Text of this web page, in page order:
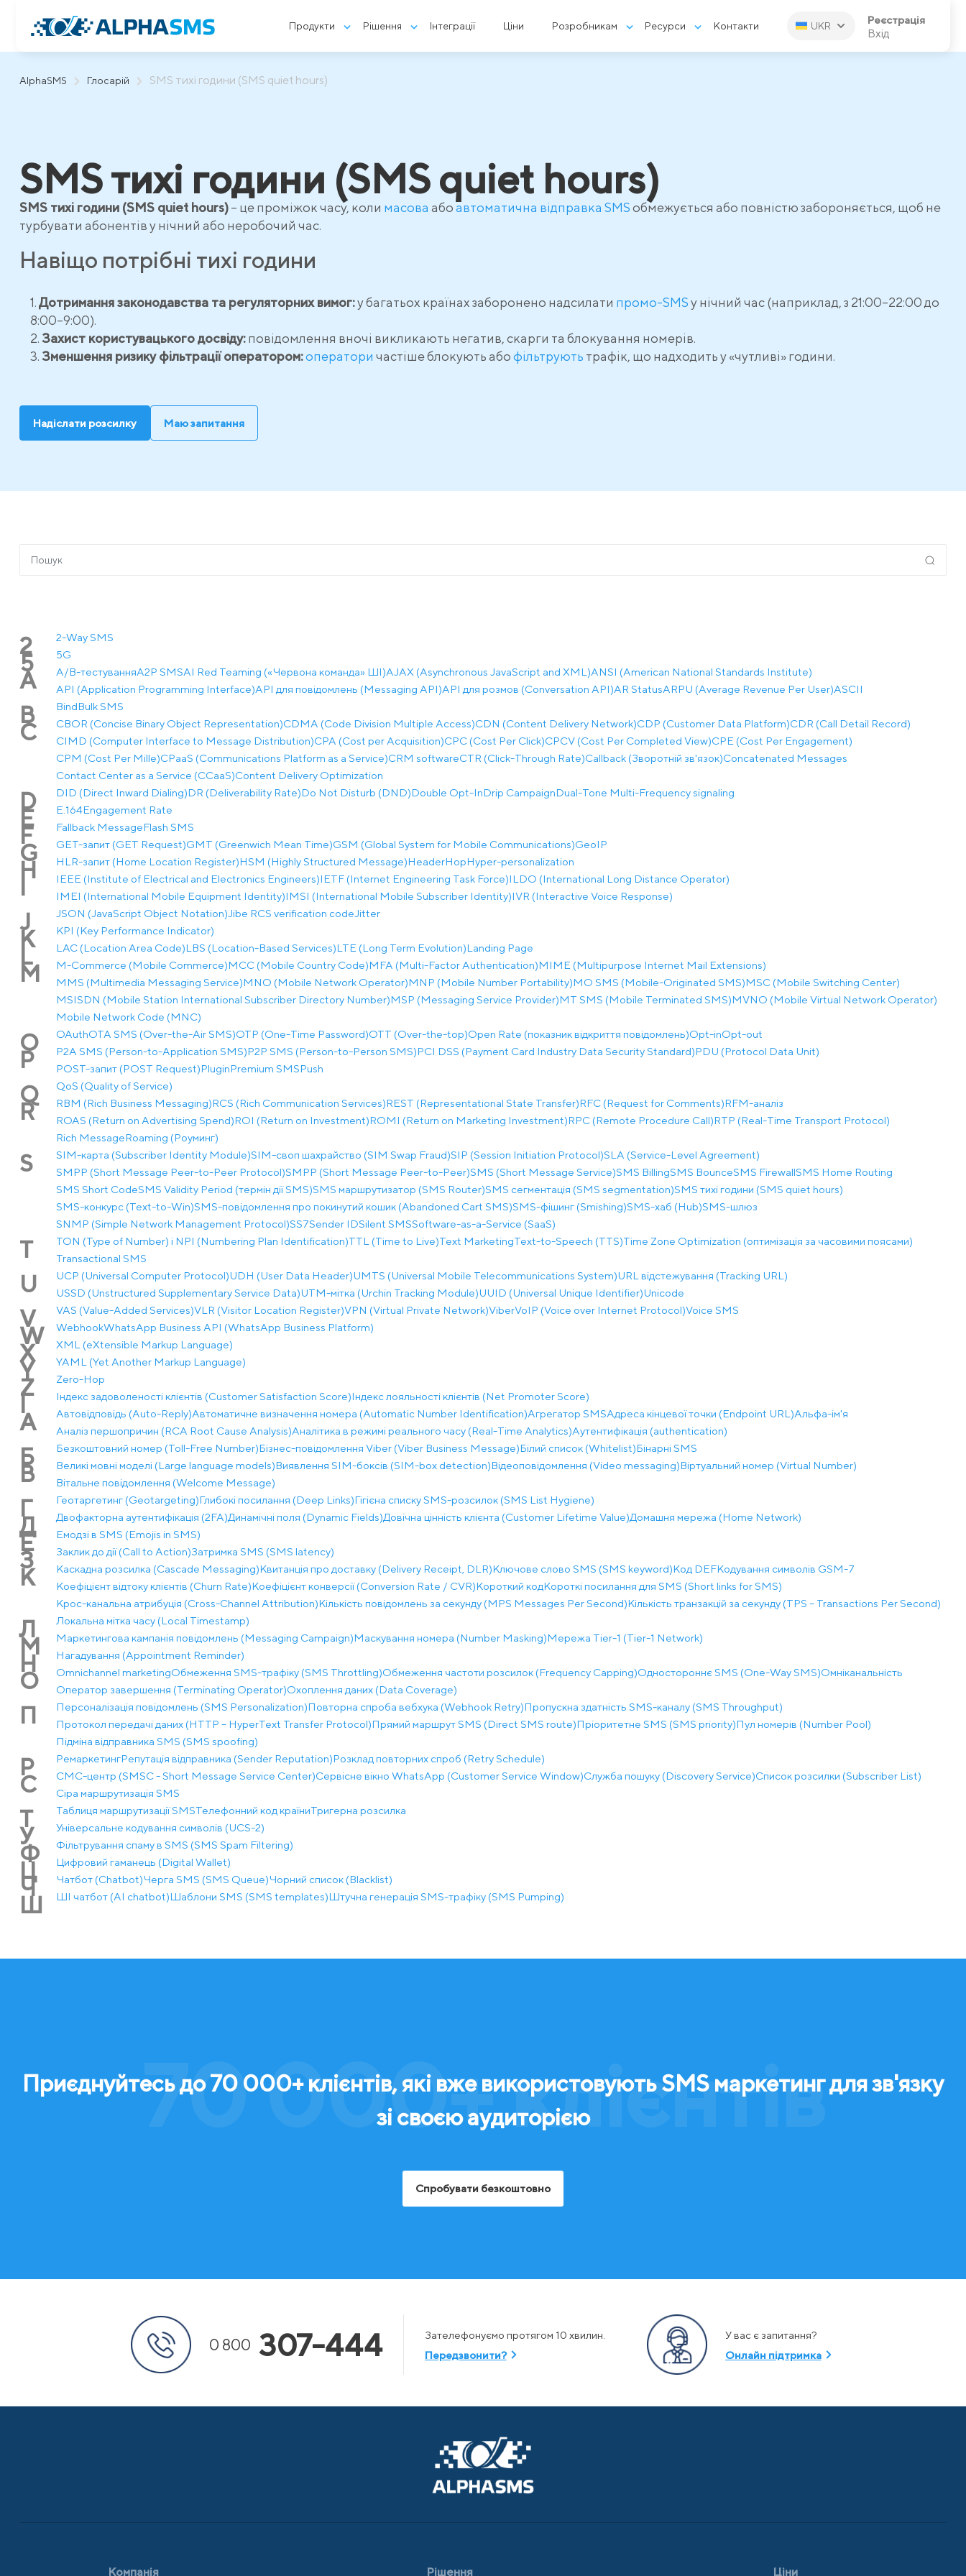
AlphaSMS Глосарій SMS тихі години (SMS quiet hours)
Продукти Рішення Інтеграції Ціни Розробникам Ресурси Контакти UKR Реєстрація
Вхід
SMS тихі години (SMS quiet hours)
SMS тихі години (SMS quiet hours)– це проміжок часу, коли масова абоавтоматична відправка SMSобмежується або повністю забороняється, щоб не
турбувати абонентів у нічний або неробочий час.
Навіщо потрібні тихі години
Дотримання законодавства та регуляторних вимог:у багатьох країнах заборонено надсилати промо-SMSу нічний час (наприклад, з 21:00–22:00 до
8:00–9:00).
Захист користувацького досвіду:повідомлення вночі викликають негатив, скарги та блокування номерів.
Зменшення ризику фільтрації оператором:оператори частіше блокують абофільтрують трафік, що надходить у «чутливі» години.
Надіслати розсилку Маю запитання
2 2-Way SMS
5 5G
A A/B-тестуванняA2P SMSAI Red Teaming («Червона команда» ШІ)AJAX (Asynchronous JavaScript and XML)ANSI (American National Standards Institute)
API (Application Programming Interface)API для повідомлень (Messaging API)API для розмов (Conversation API)AR StatusARPU (Average Revenue Per User)ASCII
B BindBulk SMS
C CBOR (Concise Binary Object Representation)CDMA (Code Division Multiple Access)CDN (Content Delivery Network)CDP (Customer Data Platform)CDR (Call Detail Record)
CIMD (Computer Interface to Message Distribution)CPA (Cost per Acquisition)CPC (Cost Per Click)CPCV (Cost Per Completed View)CPE (Cost Per Engagement)
CPM (Cost Per Mille)CPaaS (Communications Platform as a Service)CRM softwareCTR (Click-Through Rate)Callback (Зворотній зв'язок)Concatenated Messages
Contact Center as a Service (CCaaS)Content Delivery Optimization
D DID (Direct Inward Dialing)DR (Deliverability Rate)Do Not Disturb (DND)Double Opt-InDrip CampaignDual-Tone Multi-Frequency signaling
E E.164Engagement Rate
F Fallback MessageFlash SMS
G GET-запит (GET Request)GMT (Greenwich Mean Time)GSM (Global System for Mobile Communications)GeoIP
H HLR-запит (Home Location Register)HSM (Highly Structured Message)HeaderHopHyper-personalization
IEEE (Institute of Electrical and Electronics Engineers)IETF (Internet Engineering Task Force)ILDO (International Long Distance Operator)
IMEI (International Mobile Equipment Identity)IMSI (International Mobile Subscriber Identity)IVR (Interactive Voice Response)
J JSON (JavaScript Object Notation)Jibe RCS verification codeJitter
K KPI (Key Performance Indicator)
L LAC (Location Area Code)LBS (Location-Based Services)LTE (Long Term Evolution)Landing Page
M M-Commerce (Mobile Commerce)MCC (Mobile Country Code)MFA (Multi-Factor Authentication)MIME (Multipurpose Internet Mail Extensions)
MMS (Multimedia Messaging Service)MNO (Mobile Network Operator)MNP (Mobile Number Portability)MO SMS (Mobile-Originated SMS)MSC (Mobile Switching Center)
MSISDN (Mobile Station International Subscriber Directory Number)MSP (Messaging Service Provider)MT SMS (Mobile Terminated SMS)MVNO (Mobile Virtual Network Operator)
Mobile Network Code (MNC)
O OAuthOTA SMS (Over-the-Air SMS)OTP (One-Time Password)OTT (Over-the-top)Open Rate (показник відкриття повідомлень)Opt-inOpt-out
P P2A SMS (Person-to-Application SMS)P2P SMS (Person-to-Person SMS)PCI DSS (Payment Card Industry Data Security Standard)PDU (Protocol Data Unit)
POST-запит (POST Request)PluginPremium SMSPush
Q QoS (Quality of Service)
R RBM (Rich Business Messaging)RCS (Rich Communication Services)REST (Representational State Transfer)RFC (Request for Comments)RFM-аналіз
ROAS (Return on Advertising Spend)ROI (Return on Investment)ROMI (Return on Marketing Investment)RPC (Remote Procedure Call)RTP (Real-Time Transport Protocol)
Rich MessageRoaming (Роуминг)
S SIM-карта (Subscriber Identity Module)SIM-своп шахрайство (SIM Swap Fraud)SIP (Session Initiation Protocol)SLA (Service-Level Agreement)
SMPP (Short Message Peer-to-Peer Protocol)SMPP (Short Message Peer-to-Peer)SMS (Short Message Service)SMS BillingSMS BounceSMS FirewallSMS Home Routing
SMS Short CodeSMS Validity Period (термін дії SMS)SMS маршрутизатор (SMS Router)SMS сегментація (SMS segmentation)SMS тихі години (SMS quiet hours)
SMS-конкурс (Text-to-Win)SMS-повідомлення про покинутий кошик (Abandoned Cart SMS)SMS-фішинг (Smishing)SMS-хаб (Hub)SMS-шлюз
SNMP (Simple Network Management Protocol)SS7Sender IDSilent SMSSoftware-as-a-Service (SaaS)
T TON (Type of Number) і NPI (Numbering Plan Identification)TTL (Time to Live)Text MarketingText-to-Speech (TTS)Time Zone Optimization (оптимізація за часовими поясами)
Transactional SMS
U UCP (Universal Computer Protocol)UDH (User Data Header)UMTS (Universal Mobile Telecommunications System)URL відстежування (Tracking URL)
USSD (Unstructured Supplementary Service Data)UTM-мітка (Urchin Tracking Module)UUID (Universal Unique Identifier)Unicode
V VAS (Value-Added Services)VLR (Visitor Location Register)VPN (Virtual Private Network)ViberVoIP (Voice over Internet Protocol)Voice SMS
W WebhookWhatsApp Business API (WhatsApp Business Platform)
X XML (eXtensible Markup Language)
Y YAML (Yet Another Markup Language)
Z Zero-Hop
І Індекс задоволеності клієнтів (Customer Satisfaction Score)Індекс лояльності клієнтів (Net Promoter Score)
А Автовідповідь (Auto-Reply)Автоматичне визначення номера (Automatic Number Identification)Агрегатор SMSАдреса кінцевої точки (Endpoint URL)Альфа-ім'я
Аналіз першопричин (RCA Root Cause Analysis)Аналітика в режимі реального часу (Real-Time Analytics)Аутентифікація (authentication)
Б Безкоштовний номер (Toll-Free Number)Бізнес-повідомлення Viber (Viber Business Message)Білий список (Whitelist)Бінарні SMS
В Великі мовні моделі (Large language models)Виявлення SIM-боксів (SIM-box detection)Відеоповідомлення (Video messaging)Віртуальний номер (Virtual Number)
Вітальне повідомлення (Welcome Message)
Г Геотаргетинг (Geotargeting)Глибокі посилання (Deep Links)Гігієна списку SMS-розсилок (SMS List Hygiene)
Д Двофакторна аутентифікація (2FA)Динамічні поля (Dynamic Fields)Довічна цінність клієнта (Customer Lifetime Value)Домашня мережа (Home Network)
Е Емодзі в SMS (Emojis in SMS)
З Заклик до дії (Call to Action)Затримка SMS (SMS latency)
К Каскадна розсилка (Cascade Messaging)Квитанція про доставку (Delivery Receipt, DLR)Ключове слово SMS (SMS keyword)Код DEFКодування символів GSM-7
Коефіцієнт відтоку клієнтів (Churn Rate)Коефіцієнт конверсії (Conversion Rate / CVR)Короткий кодКороткі посилання для SMS (Short links for SMS)
Крос-канальна атрибуція (Cross-Channel Attribution)Кількість повідомлень за секунду (MPS Messages Per Second)Кількість транзакцій за секунду (TPS – Transactions Per Second)
Л Локальна мітка часу (Local Timestamp)
М Маркетингова кампанія повідомлень (Messaging Campaign)Маскування номера (Number Masking)Мережа Tier-1 (Tier-1 Network)
Н Нагадування (Appointment Reminder)
О Оmnichannel marketingОбмеження SMS-трафіку (SMS Throttling)Обмеження частоти розсилок (Frequency Capping)Одностороннє SMS (One-Way SMS)Омніканальність
Оператор завершення (Terminating Operator)Охоплення даних (Data Coverage)
П Персоналізація повідомлень (SMS Personalization)Повторна спроба вебхука (Webhook Retry)Пропускна здатність SMS-каналу (SMS Throughput)
Протокол передачі даних (HTTP – HyperText Transfer Protocol)Прямий маршрут SMS (Direct SMS route)Пріоритетне SMS (SMS priority)Пул номерів (Number Pool)
Підміна відправника SMS (SMS spoofing)
Р РемаркетингРепутація відправника (Sender Reputation)Розклад повторних спроб (Retry Schedule)
С СМС-центр (SMSC - Short Message Service Center)Сервісне вікно WhatsApp (Customer Service Window)Служба пошуку (Discovery Service)Список розсилки (Subscriber List)
Сіра маршрутизація SMS
Т Таблиця маршрутизації SMSТелефонний код країниТригерна розсилка
У Універсальне кодування символів (UCS-2)
Ф Фільтрування спаму в SMS (SMS Spam Filtering)
Ц Цифровий гаманець (Digital Wallet)
Ч Чатбот (Chatbot)Черга SMS (SMS Queue)Чорний список (Blacklist)
Ш ШІ чатбот (AI chatbot)Шаблони SMS (SMS templates)Штучна генерація SMS-трафіку (SMS Pumping)
70 000+ клієнтів
Приєднуйтесь до 70 000+ клієнтів, які вже використовують SMS маркетинг для зв'язку
зі своєю аудиторією
Спробувати безкоштовно
0 800 307-444
Зателефонуємо протягом 10 хвилин.
Передзвонити?
У вас є запитання?
Онлайн підтримка
Компанія Рішення Ціни